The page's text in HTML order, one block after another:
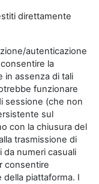
direttamente
autenticazione
la
in assenza di tali
funzionare
sessione (che non
sul
con la chiusura del
trasmissione di
numeri casuali
consentire
piattaforma. I